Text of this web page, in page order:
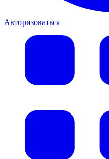
Авторизоваться